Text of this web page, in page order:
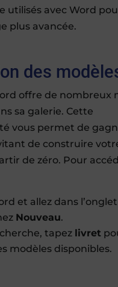
utilisés avec Word
plus avancée.
des
offre de nombreux
sa galerie. Cette
vous permet de
de construire
de zéro. Pour
et allez dans l’onglet
Nouveau.
tapez livret
modèles disponibles.